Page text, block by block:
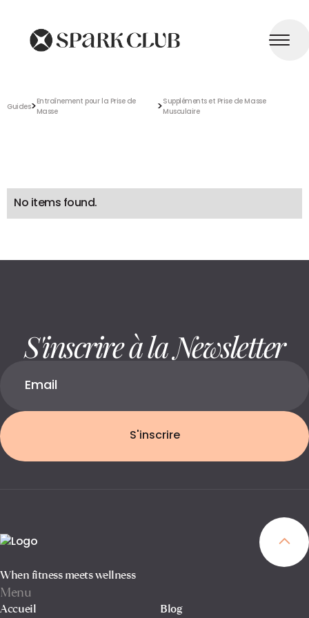
Guides>Entraînement pour la Prise de
Masse
>Suppléments et Prise de Masse
Musculaire
No items found.
S'inscrire à la Newsletter
S'inscrire
When fitness meets wellness
Menu
Accueil Blog